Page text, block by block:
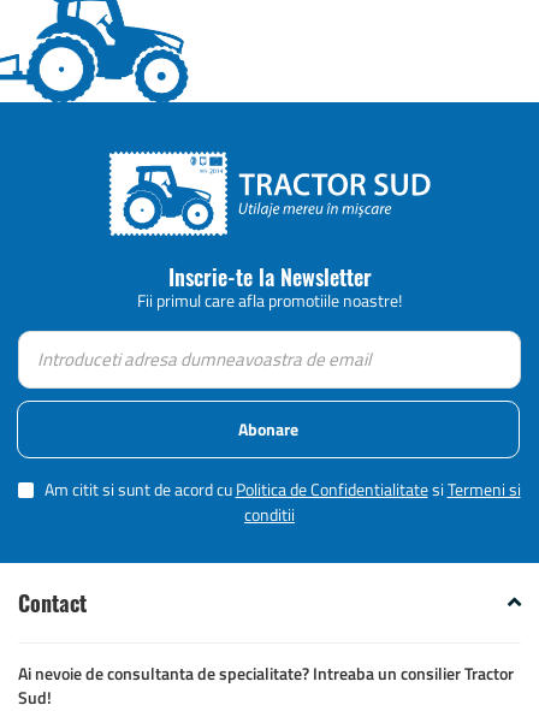
Inscrie-te la Newsletter
Fii primul care afla promotiile noastre!
Abonare
Am citit si sunt de acord cuPolitica de ConfidentialitatesiTermeni si
conditii
Contact
Ai nevoie de consultanta de specialitate? Intreaba un consilier Tractor
Sud!